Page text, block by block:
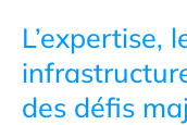
L’expertise,
des défis